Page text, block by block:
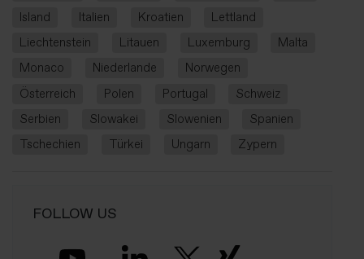
Island
Italien Kroatien
Lettland
Liechtenstein
Litauen Luxemburg
Malta
Monaco
Niederlande
Norwegen
Österreich
Polen Portugal
Schweiz
Serbien
Slowakei Slowenien
Spanien
Tschechien
Türkei Ungarn Zypern
FOLLOW US